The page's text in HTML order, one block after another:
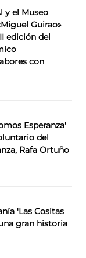
y el Museo
Guirao»
edición del
con
Esperanza'
del
Rafa Ortuño
'Las Cositas
gran historia